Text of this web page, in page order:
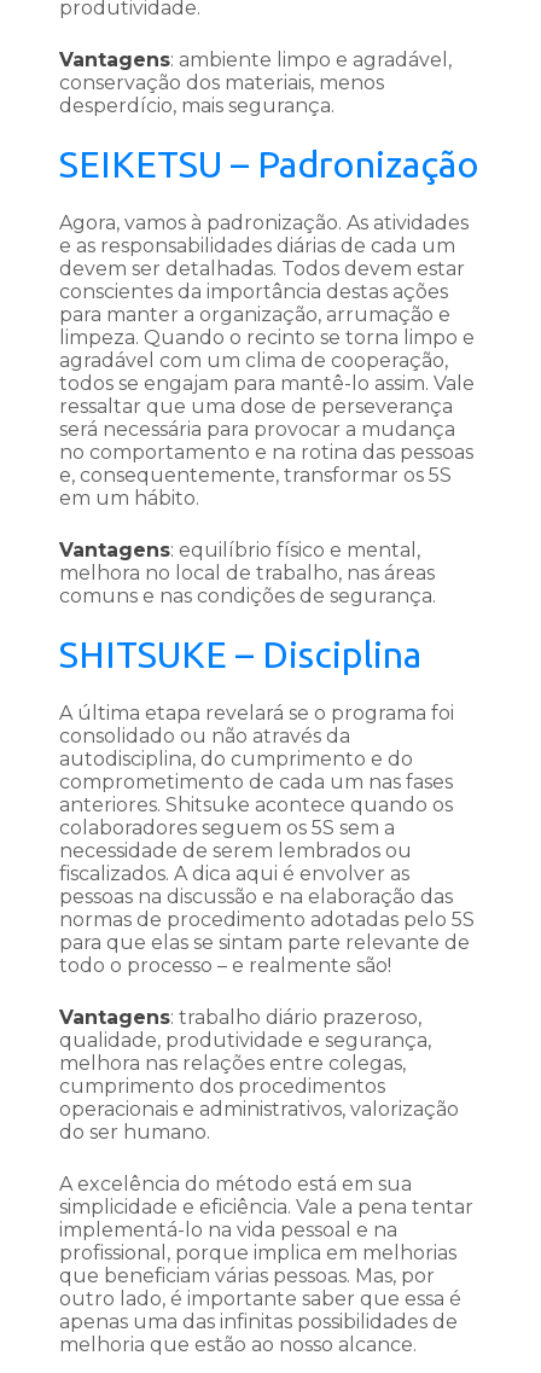
produtividade.
Vantagens: ambiente limpo e agradável,
conservação dos materiais, menos
desperdício, mais segurança.
SEIKETSU – Padronização
Agora, vamos à padronização. As atividades
e as responsabilidades diárias de cada um
devem ser detalhadas. Todos devem estar
conscientes da importância destas ações
para manter a organização, arrumação e
limpeza. Quando o recinto se torna limpo e
agradável com um clima de cooperação,
todos se engajam para mantê-lo assim. Vale
ressaltar que uma dose de perseverança
será necessária para provocar a mudança
no comportamento e na rotina das pessoas
e, consequentemente, transformar os 5S
em um hábito.
Vantagens: equilíbrio físico e mental,
melhora no local de trabalho, nas áreas
comuns e nas condições de segurança.
SHITSUKE – Disciplina
A última etapa revelará se o programa foi
consolidado ou não através da
autodisciplina, do cumprimento e do
comprometimento de cada um nas fases
anteriores. Shitsuke acontece quando os
colaboradores seguem os 5S sem a
necessidade de serem lembrados ou
fiscalizados. A dica aqui é envolver as
pessoas na discussão e na elaboração das
normas de procedimento adotadas pelo 5S
para que elas se sintam parte relevante de
todo o processo – e realmente são!
Vantagens: trabalho diário prazeroso,
qualidade, produtividade e segurança,
melhora nas relações entre colegas,
cumprimento dos procedimentos
operacionais e administrativos, valorização
do ser humano.
A excelência do método está em sua
simplicidade e eficiência. Vale a pena tentar
implementá-lo na vida pessoal e na
profissional, porque implica em melhorias
que beneficiam várias pessoas. Mas, por
outro lado, é importante saber que essa é
apenas uma das infinitas possibilidades de
melhoria que estão ao nosso alcance.